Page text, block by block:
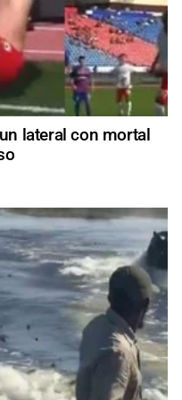
lateral con mortal